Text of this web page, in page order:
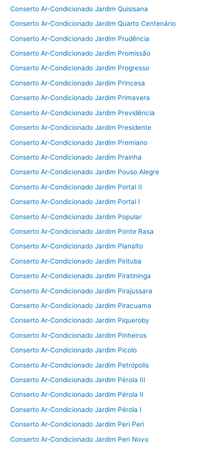
Conserto Ar-Condicionado Jardim Quisisana
Conserto Ar-Condicionado Jardim Quarto Centenário
Conserto Ar-Condicionado Jardim Prudência
Conserto Ar-Condicionado Jardim Promissão
Conserto Ar-Condicionado Jardim Progresso
Conserto Ar-Condicionado Jardim Princesa
Conserto Ar-Condicionado Jardim Primavera
Conserto Ar-Condicionado Jardim Previdência
Conserto Ar-Condicionado Jardim Presidente
Conserto Ar-Condicionado Jardim Premiano
Conserto Ar-Condicionado Jardim Prainha
Conserto Ar-Condicionado Jardim Pouso Alegre
Conserto Ar-Condicionado Jardim Portal II
Conserto Ar-Condicionado Jardim Portal I
Conserto Ar-Condicionado Jardim Popular
Conserto Ar-Condicionado Jardim Ponte Rasa
Conserto Ar-Condicionado Jardim Planalto
Conserto Ar-Condicionado Jardim Pirituba
Conserto Ar-Condicionado Jardim Piratininga
Conserto Ar-Condicionado Jardim Pirajussara
Conserto Ar-Condicionado Jardim Piracuama
Conserto Ar-Condicionado Jardim Piqueroby
Conserto Ar-Condicionado Jardim Pinheiros
Conserto Ar-Condicionado Jardim Picolo
Conserto Ar-Condicionado Jardim Petrópolis
Conserto Ar-Condicionado Jardim Pérola III
Conserto Ar-Condicionado Jardim Pérola II
Conserto Ar-Condicionado Jardim Pérola I
Conserto Ar-Condicionado Jardim Peri Peri
Conserto Ar-Condicionado Jardim Peri Novo